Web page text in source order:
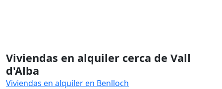
Viviendas en alquiler cerca de Vall
d'Alba
Viviendas en alquiler en Benlloch